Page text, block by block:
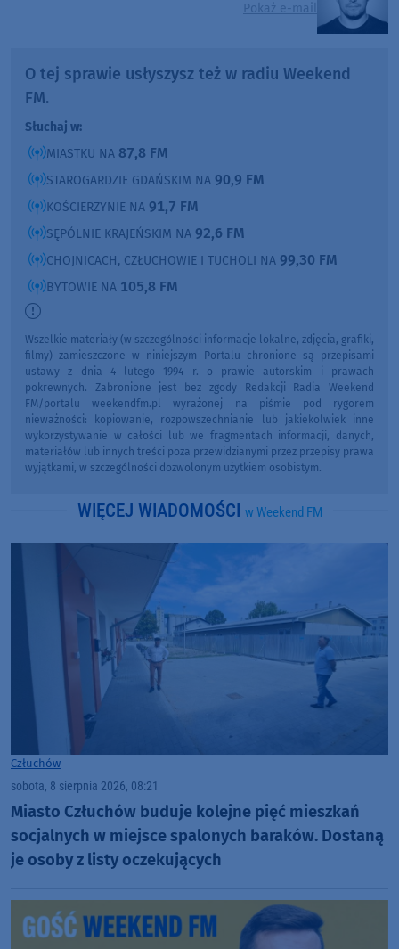
Pokaż e-mail
O tej sprawie usłyszysz też w radiu Weekend
FM.
Słuchaj w:
MIASTKU NA 87,8 FM
STAROGARDZIE GDAŃSKIM NA 90,9 FM
KOŚCIERZYNIE NA 91,7 FM
SĘPÓLNIE KRAJEŃSKIM NA 92,6 FM
CHOJNICACH, CZŁUCHOWIE I TUCHOLI NA 99,30 FM
BYTOWIE NA 105,8 FM
Wszelkie materiały (w szczególności informacje lokalne, zdjęcia, grafiki,
filmy) zamieszczone w niniejszym Portalu chronione są przepisami
ustawy z dnia 4 lutego 1994 r. o prawie autorskim i prawach
pokrewnych. Zabronione jest bez zgody Redakcji Radia Weekend
FM/portalu weekendfm.pl wyrażonej na piśmie pod rygorem
nieważności: kopiowanie, rozpowszechnianie lub jakiekolwiek inne
wykorzystywanie w całości lub we fragmentach informacji, danych,
materiałów lub innych treści poza przewidzianymi przez przepisy prawa
wyjątkami, w szczególności dozwolonym użytkiem osobistym.
WIĘCEJ WIADOMOŚCI w Weekend FM
Człuchów
sobota, 8 sierpnia 2026, 08:21
Miasto Człuchów buduje kolejne pięć mieszkań
socjalnych w miejsce spalonych baraków. Dostaną
je osoby z listy oczekujących